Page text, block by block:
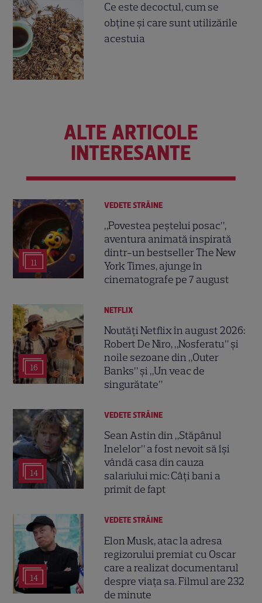
Ce este decoctul, cum se
obţine şi care sunt utilizările
acestuia
ALTE ARTICOLE
INTERESANTE
11
VEDETE STRĂINE
„Povestea peștelui posac”,
aventura animată inspirată
dintr-un bestseller The New
York Times, ajunge în
cinematografe pe 7 august
16
NETFLIX
Noutăți Netflix în august 2026:
Robert De Niro, „Nosferatu” și
noile sezoane din „Outer
Banks” și „Un veac de
singurătate”
14
VEDETE STRĂINE
Sean Astin din „Stăpânul
Inelelor” a fost nevoit să își
vândă casa din cauza
salariului mic: Câți bani a
primit de fapt
14
VEDETE STRĂINE
Elon Musk, atac la adresa
regizorului premiat cu Oscar
care a realizat documentarul
despre viața sa. Filmul are 232
de minute